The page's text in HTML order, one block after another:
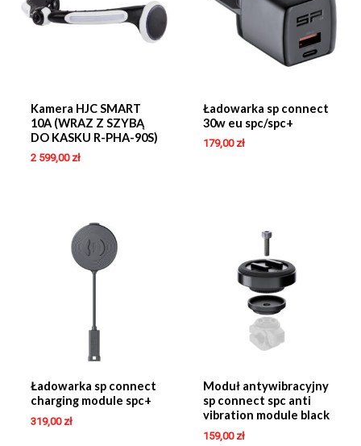
Kamera HJC SMART
10A (WRAZ Z SZYBĄ
DO KASKU R-PHA-90S)
2 599,00 zł
Ładowarka sp connect
30w eu spc/spc+
179,00 zł
Ładowarka sp connect
charging module spc+
319,00 zł
Moduł antywibracyjny
sp connect spc anti
vibration module black
159,00 zł